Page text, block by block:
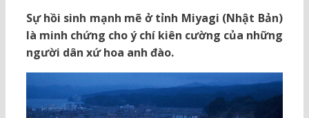
Sự hồi sinh mạnh mẽ ở tỉnh Miyagi (Nhật Bản)
là minh chứng cho ý chí kiên cường của những
người dân xứ hoa anh đào.